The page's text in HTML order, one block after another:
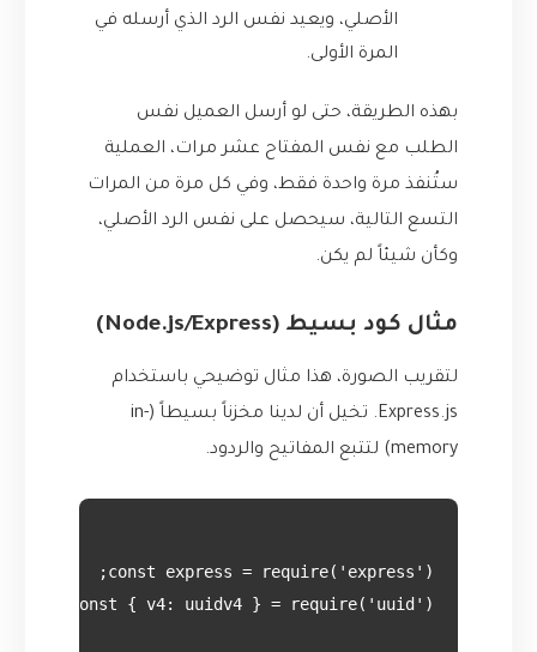
الأصلي، ويعيد نفس الرد الذي أرسله في
المرة الأولى.
بهذه الطريقة، حتى لو أرسل العميل نفس
الطلب مع نفس المفتاح عشر مرات، العملية
ستُنفذ مرة واحدة فقط، وفي كل مرة من المرات
التسع التالية، سيحصل على نفس الرد الأصلي،
وكأن شيئاً لم يكن.
مثال كود بسيط (Node.js/Express)
لتقريب الصورة، هذا مثال توضيحي باستخدام
Express.js. تخيل أن لدينا مخزناً بسيطاً (in-
memory) لتتبع المفاتيح والردود.